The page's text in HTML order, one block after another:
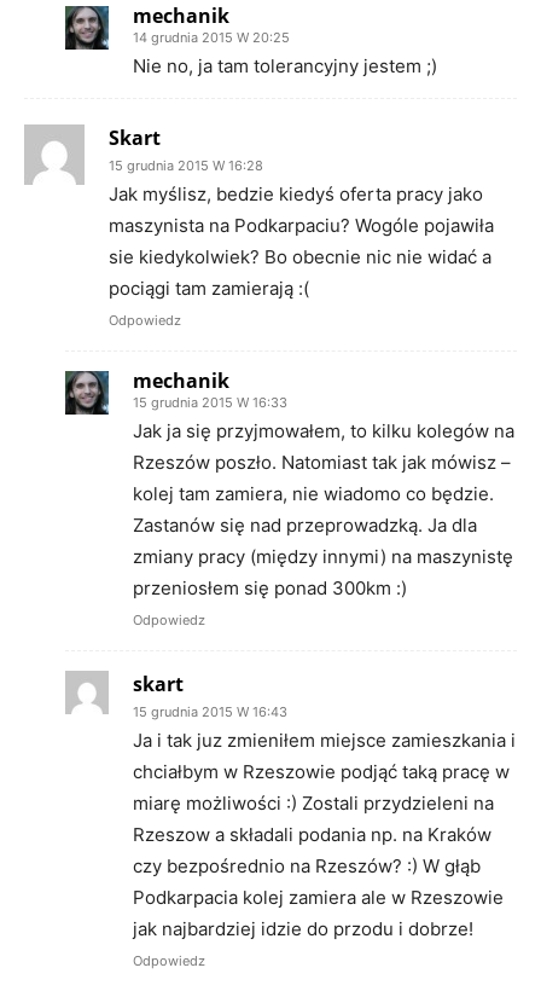
mechanik
14 grudnia 2015 W 20:25
Nie no, ja tam tolerancyjny jestem ;)
Skart
15 grudnia 2015 W 16:28
Jak myślisz, bedzie kiedyś oferta pracy jako
maszynista na Podkarpaciu? Wogóle pojawiła
sie kiedykolwiek? Bo obecnie nic nie widać a
pociągi tam zamierają :(
Odpowiedz
mechanik
15 grudnia 2015 W 16:33
Jak ja się przyjmowałem, to kilku kolegów na
Rzeszów poszło. Natomiast tak jak mówisz –
kolej tam zamiera, nie wiadomo co będzie.
Zastanów się nad przeprowadzką. Ja dla
zmiany pracy (między innymi) na maszynistę
przeniosłem się ponad 300km :)
Odpowiedz
skart
15 grudnia 2015 W 16:43
Ja i tak juz zmieniłem miejsce zamieszkania i
chciałbym w Rzeszowie podjąć taką pracę w
miarę możliwości :) Zostali przydzieleni na
Rzeszow a składali podania np. na Kraków
czy bezpośrednio na Rzeszów? :) W głąb
Podkarpacia kolej zamiera ale w Rzeszowie
jak najbardziej idzie do przodu i dobrze!
Odpowiedz